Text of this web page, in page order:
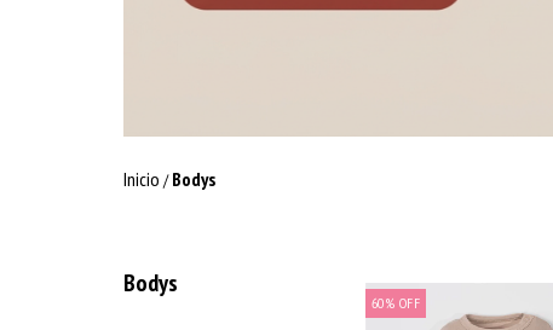
Inicio / Bodys
Bodys
60% OFF